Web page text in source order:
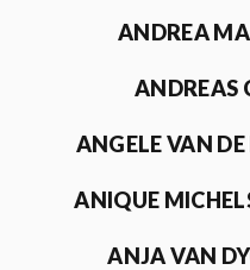
ANDREA
ANDREAS
ANGELE VAN
ANIQUE
ANJA VAN